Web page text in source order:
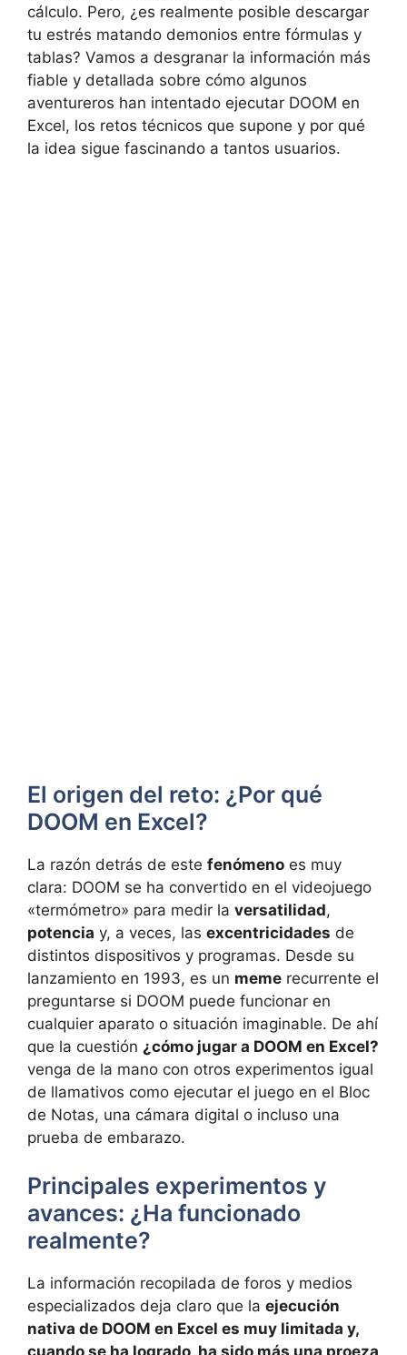
cálculo. Pero, ¿es realmente posible descargar
tu estrés matando demonios entre fórmulas y
tablas? Vamos a desgranar la información más
fiable y detallada sobre cómo algunos
aventureros han intentado ejecutar DOOM en
Excel, los retos técnicos que supone y por qué
la idea sigue fascinando a tantos usuarios.
El origen del reto: ¿Por qué
DOOM en Excel?
La razón detrás de este fenómeno es muy
clara: DOOM se ha convertido en el videojuego
«termómetro» para medir la versatilidad,
potencia y, a veces, las excentricidades de
distintos dispositivos y programas. Desde su
lanzamiento en 1993, es un meme recurrente el
preguntarse si DOOM puede funcionar en
cualquier aparato o situación imaginable. De ahí
que la cuestión ¿cómo jugar a DOOM en Excel?
venga de la mano con otros experimentos igual
de llamativos como ejecutar el juego en el Bloc
de Notas, una cámara digital o incluso una
prueba de embarazo.
Principales experimentos y
avances: ¿Ha funcionado
realmente?
La información recopilada de foros y medios
especializados deja claro que la ejecución
nativa de DOOM en Excel es muy limitada y,